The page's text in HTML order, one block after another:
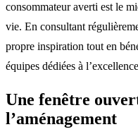
consommateur averti est le
vie. En consultant
propre inspiration tout en
équipes dédiées à
Une fenêtre
l’aménagement